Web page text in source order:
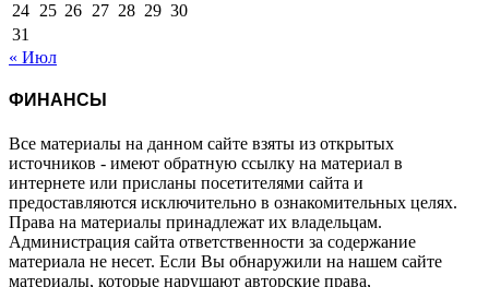
24 25 26 27 28 29 30
31
« Июл
ФИНАНСЫ
Все материалы на данном сайте взяты из открытых
источников - имеют обратную ссылку на материал в
интернете или присланы посетителями сайта и
предоставляются исключительно в ознакомительных целях.
Права на материалы принадлежат их владельцам.
Администрация сайта ответственности за содержание
материала не несет. Если Вы обнаружили на нашем сайте
материалы, которые нарушают авторские права,